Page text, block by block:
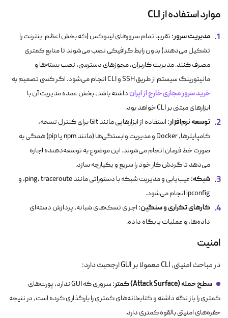
موارد استفاده از CLI
مدیریت سرور: تقریبا تمام سرورهای لینوکس (که بخش اعظم اینترنت را
تشکیل می‌دهند) بدون رابط گرافیکی نصب می‌شوند تا منابع کمتری
مصرف کنند. مدیریت کاربران، مجوزهای دسترسی، نصب بسته‌ها و
مانیتورینگ سیستم از طریق SSH و CLI انجام می‌شود. اگر کسی تصمیم به
خرید سرور مجازی خارج از ایرانداشته باشد، بخش عمده مدیریت آن با
ابزارهای مبتنی بر CLI خواهد بود.
توسعه نرم‌افزار:
استفاده از ابزارهایی مانند Git برای کنترل نسخه،
کامپایلرها، Docker و مدیریت وابستگی‌ها (مانند npm یا pip) همگی به
صورت خط فرمان انجام می‌شوند. این موضوع به توسعه‌دهنده اجازه
می‌دهد تا گردش کار خود را سریع و یکپارچه سازد.
شبکه: عیب‌یابی و مدیریت شبکه با دستوراتی مانند ping،traceroute
، و
ipconfigانجام می‌شود.
کارهای تکراری و سنگین: اجرای تسک‌های شبانه، پردازش دسته‌ای
داده‌ها، و عملیات پایگاه داده.
امنیت
در مباحث امنیتی، CLI معمولا بر GUI ارجحیت دارد:
سطح حمله (Attack Surface) کمتر:
سروری که GUI ندارد، پورت‌های
کمتری را باز نگه داشته و کتابخانه‌های کمتری را بارگذاری کرده است، در نتیجه
حفره‌های امنیتی بالقوه کمتری دارد.